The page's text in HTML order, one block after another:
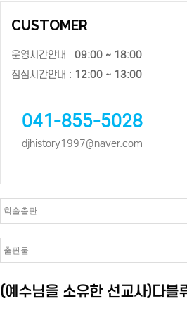
CUSTOMER
운영시간안내 : 09:00 ~ 18:00
점심시간안내 : 12:00 ~ 13:00
041-855-5028
djhistory1997@naver.com
(예수님을 소유한 선교사)다블